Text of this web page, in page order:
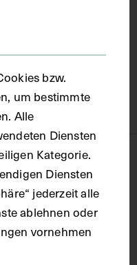
bzw.
um bestimmte
Alle
Diensten
Kategorie.
Diensten
jederzeit alle
ablehnen oder
vornehmen